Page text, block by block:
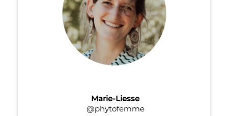
Marie-Liesse
@phytofemme